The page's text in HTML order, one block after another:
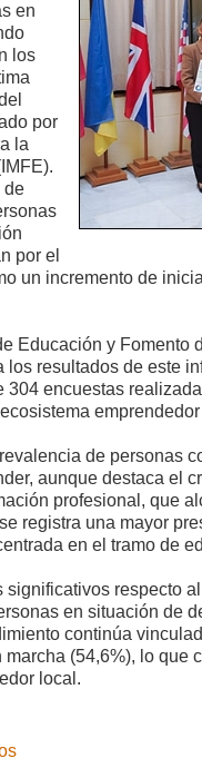
en
los
por
la
de
por el
un incremento de
Educación y Fomento
los resultados de este
304 encuestas
de personas
aunque destaca el
profesional, que
registra una mayor
en el tramo de
respecto
en situación de
continúa
(54,6%), lo que
local.